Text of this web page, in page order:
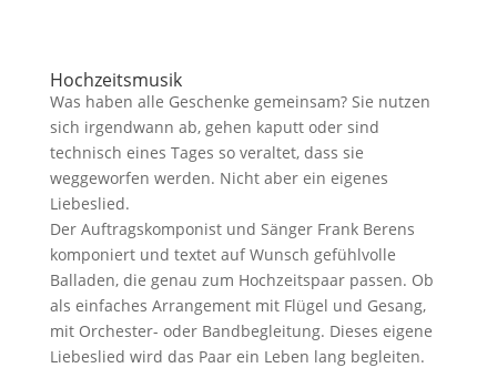
Hochzeitsmusik
Was haben alle Geschenke gemeinsam? Sie nutzen
sich irgendwann ab, gehen kaputt oder sind
technisch eines Tages so veraltet, dass sie
weggeworfen werden. Nicht aber ein eigenes
Liebeslied.
Der Auftragskomponist und Sänger Frank Berens
komponiert und textet auf Wunsch gefühlvolle
Balladen, die genau zum Hochzeitspaar passen. Ob
als einfaches Arrangement mit Flügel und Gesang,
mit Orchester- oder Bandbegleitung. Dieses eigene
Liebeslied wird das Paar ein Leben lang begleiten.